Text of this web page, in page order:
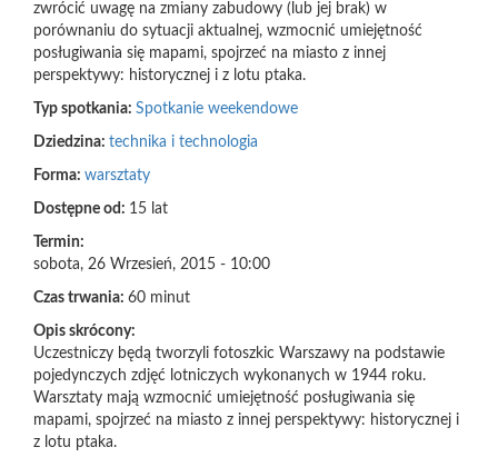
zwrócić uwagę na zmiany zabudowy (lub jej brak) w
porównaniu do sytuacji aktualnej, wzmocnić umiejętność
posługiwania się mapami, spojrzeć na miasto z innej
perspektywy: historycznej i z lotu ptaka.
Typ spotkania: Spotkanie weekendowe
Dziedzina: technika i technologia
Forma: warsztaty
Dostępne od: 15 lat
Termin:
sobota, 26 Wrzesień, 2015 - 10:00
Czas trwania: 60 minut
Opis skrócony:
Uczestniczy będą tworzyli fotoszkic Warszawy na podstawie
pojedynczych zdjęć lotniczych wykonanych w 1944 roku.
Warsztaty mają wzmocnić umiejętność posługiwania się
mapami, spojrzeć na miasto z innej perspektywy: historycznej i
z lotu ptaka.